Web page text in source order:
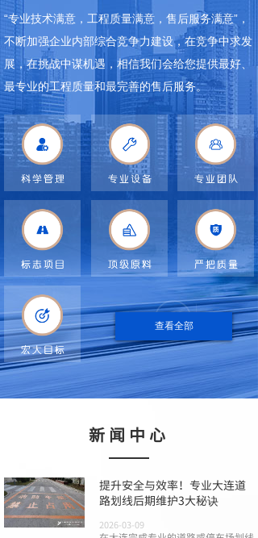
“专业技术满意，工程质量满意，售后服务满意”，
不断加强企业内部综合竞争力建设，在竞争中求发
展，在挑战中谋机遇，相信我们会给您提供最好、
最专业的工程质量和最完善的售后服务。
查看全部
新闻中心
提升安全与效率！专业大连道
路划线后期维护3大秘诀
2026-03-09